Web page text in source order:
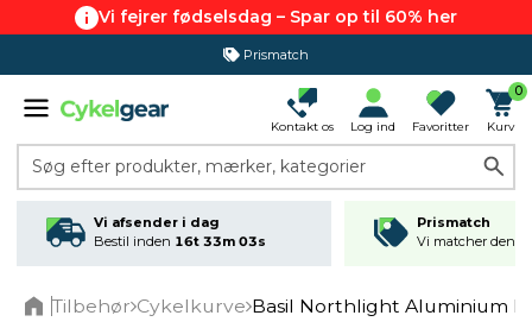
Vi fejrer fødselsdag – Spar op til 60% her
Prismatch
Kontakt os Log ind Favoritter
0
Kurv
Søg efter produkter, mærker, kategorier
Vi afsender i dag
Bestil inden 16t 33m 03s
Prismatch
Vi matcher den
Tilbehør Cykelkurve Basil Northlight Aluminium